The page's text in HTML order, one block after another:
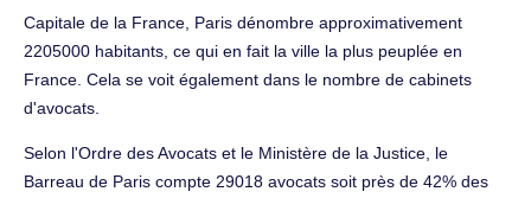
Capitale de la France, Paris dénombre approximativement
2205000 habitants, ce qui en fait la ville la plus peuplée en
France. Cela se voit également dans le nombre de cabinets
d'avocats.
Selon l'Ordre des Avocats et le Ministère de la Justice, le
Barreau de Paris compte 29018 avocats soit près de 42% des